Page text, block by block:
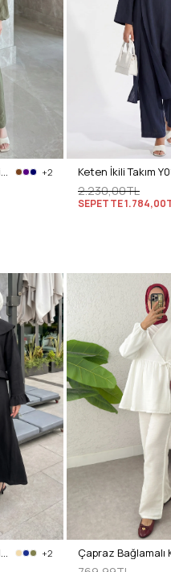
Bel Lastik Detaylı İkili Takım Y0132 - HAKİ +2
2.230,00TL
SEPETTE
Bebe Yaka Detaylı İkili Takım Y0141 - SİYAH +2